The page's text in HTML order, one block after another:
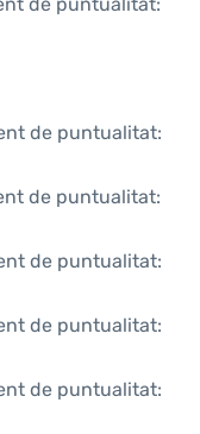
de puntualitat:
de puntualitat:
de puntualitat:
de puntualitat:
de puntualitat: